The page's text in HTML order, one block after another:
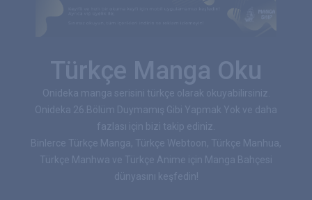
Türkçe Manga Oku
Onideka manga serisini türkçe olarak okuyabilirsiniz.
Onideka 26.Bölüm Duymamış Gibi Yapmak Yok ve daha
fazlası için bizi takip ediniz.
Binlerce Türkçe Manga, Türkçe Webtoon, Türkçe Manhua,
Türkçe Manhwa ve Türkçe Anime için Manga Bahçesi
dünyasını keşfedin!